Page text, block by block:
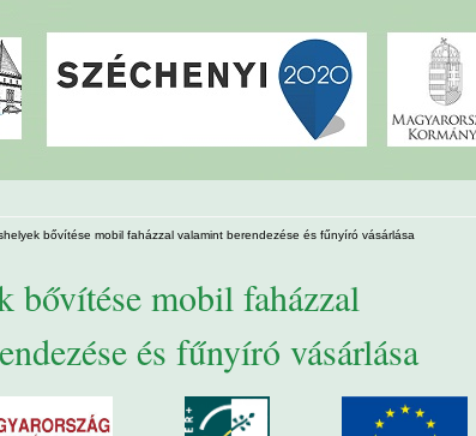
bővítése mobil faházzal valamint berendezése és fűnyíró vásárlása
bővítése mobil faházzal
és fűnyíró vásárlása